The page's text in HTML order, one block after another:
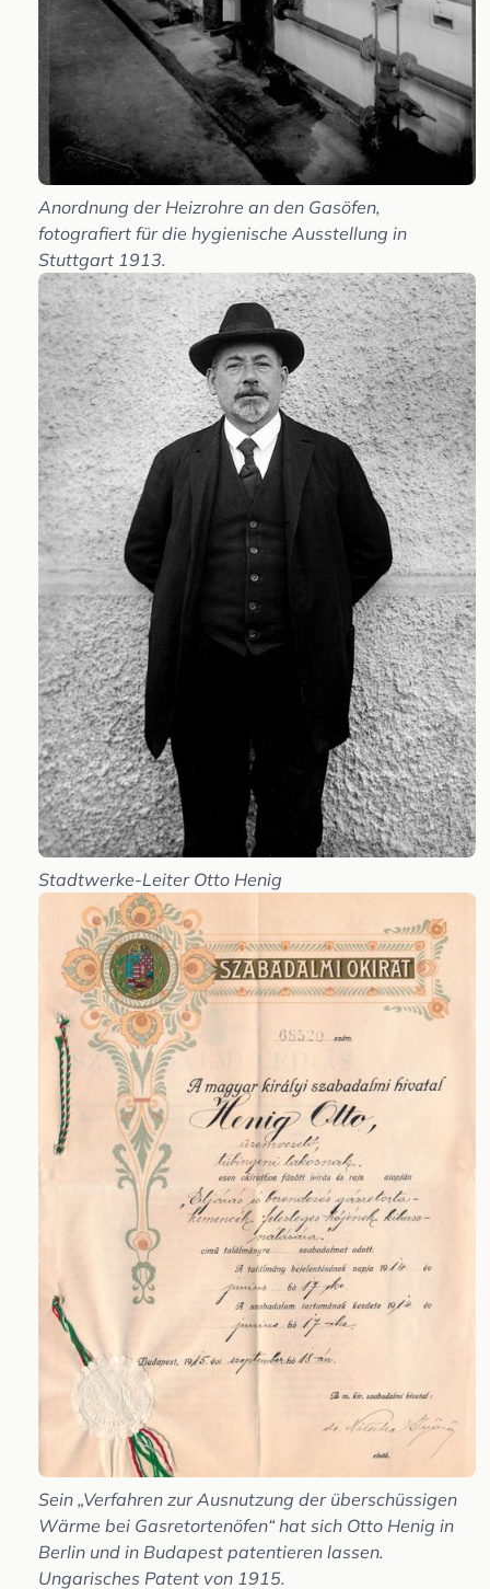
Anordnung der Heizrohre an den Gasöfen,
fotografiert für die hygienische Ausstellung in
Stuttgart 1913.
Stadtwerke-Leiter Otto Henig
Sein „Verfahren zur Ausnutzung der überschüssigen
Wärme bei Gasretortenöfen“ hat sich Otto Henig in
Berlin und in Budapest patentieren lassen.
Ungarisches Patent von 1915.